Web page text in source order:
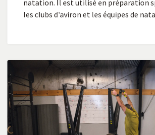
natation. Il est utilisé en préparation
les clubs d'aviron et les équipes de